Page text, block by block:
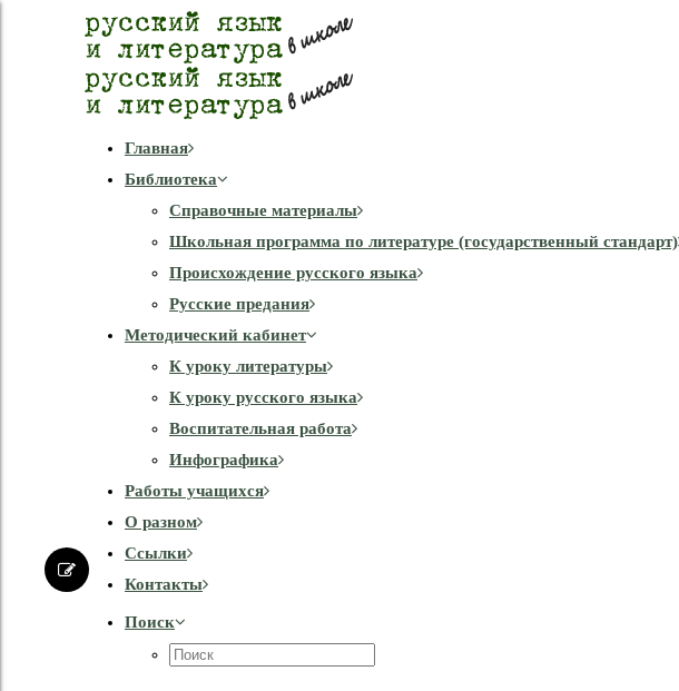
Главная
Библиотека
Справочные материалы
Школьная программа по литературе (государственный стандарт)
Происхождение русского языка
Русские предания
Методический кабинет
К уроку литературы
К уроку русского языка
Воспитательная работа
Инфографика
Работы учащихся
О разном
Cсылки
Контакты
Поиск